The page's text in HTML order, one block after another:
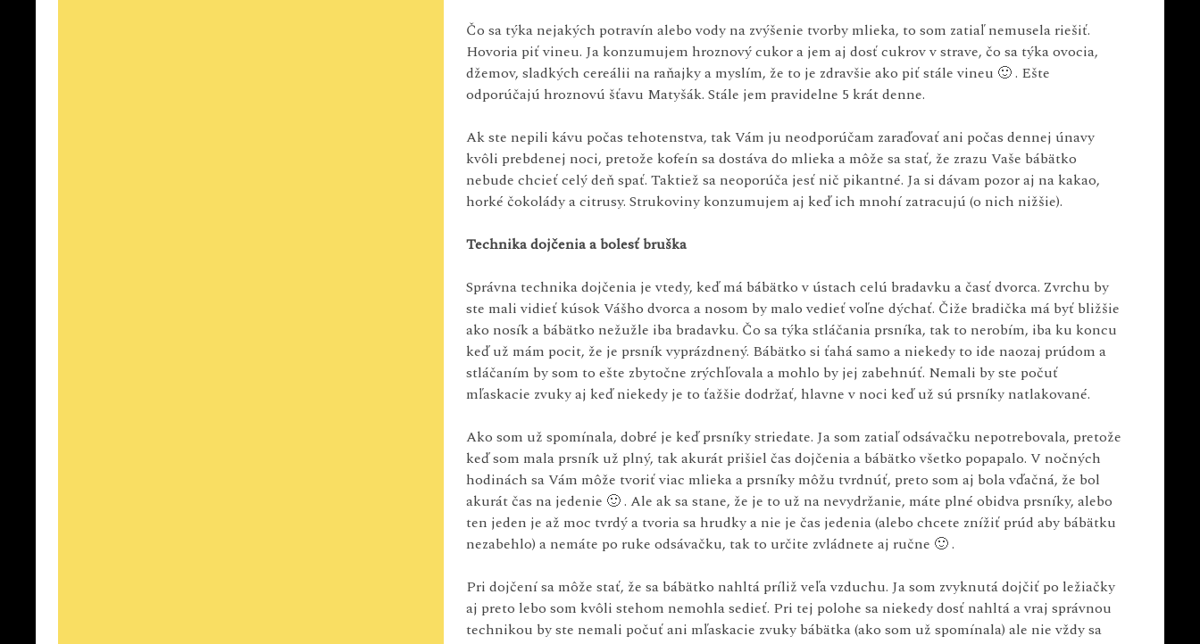
Čo sa týka nejakých potravín alebo vody na zvýšenie tvorby mlieka, to som zatiaľ nemusela riešiť.
Hovoria piť vineu. Ja konzumujem hroznový cukor a jem aj dosť cukrov v strave, čo sa týka ovocia,
džemov, sladkých cereálii na raňajky a myslím, že to je zdravšie ako piť stále vineu 🙂 . Ešte
odporúčajú hroznovú šťavu Matyšák. Stále jem pravidelne 5 krát denne.
Ak ste nepili kávu počas tehotenstva, tak Vám ju neodporúčam zaraďovať ani počas dennej únavy
kvôli prebdenej noci, pretože kofeín sa dostáva do mlieka a môže sa stať, že zrazu Vaše bábätko
nebude chcieť celý deň spať. Taktiež sa neoporúča jesť nič pikantné. Ja si dávam pozor aj na kakao,
horké čokolády a citrusy. Strukoviny konzumujem aj keď ich mnohí zatracujú (o nich nižšie).
Technikadojčenia a bolesť bruška
Správna technika dojčenia je vtedy, keď má bábätko v ústach celú bradavku a časť dvorca. Zvrchu by
ste mali vidieť kúsok Vášho dvorca a nosom by malo vedieť voľne dýchať. Čiže bradička má byť bližšie
ako nosík a bábätko nežužle iba bradavku. Čo sa týka stláčania prsníka, tak to nerobím, iba ku koncu
keď už mám pocit, že je prsník vyprázdnený. Bábätko si ťahá samo a niekedy to ide naozaj prúdom a
stláčaním by som to ešte zbytočne zrýchľovala a mohlo by jej zabehnúť. Nemali by ste počuť
mľaskacie zvuky aj keď niekedy je to ťažšie dodržať, hlavne v noci keď už sú prsníky natlakované.
Ako som už spomínala, dobré je keď prsníky striedate. Ja som zatiaľ odsávačku nepotrebovala, pretože
keď som mala prsník už plný, tak akurát prišiel čas dojčenia a bábätko všetko popapalo. V nočných
hodinách sa Vám môže tvoriť viac mlieka a prsníky môžu tvrdnúť, preto som aj bola vďačná, že bol
akurát čas na jedenie 🙂 . Ale ak sa stane, že je to už na nevydržanie, máte plné obidva prsníky, alebo
ten jeden je až moc tvrdý a tvoria sa hrudky a nie je čas jedenia (alebo chcete znížiť prúd aby bábätku
nezabehlo) a nemáte po ruke odsávačku, tak to určite zvládnete aj ručne 🙂 .
Pri dojčení sa môže stať, že sa bábätko nahltá príliž veľa vzduchu. Ja som zvyknutá dojčiť po ležiačky
aj preto lebo som kvôli stehom nemohla sedieť. Pri tej polohe sa niekedy dosť nahltá a vraj správnou
technikou by ste nemali počuť ani mľaskacie zvuky bábätka (ako som už spomínala) ale nie vždy sa